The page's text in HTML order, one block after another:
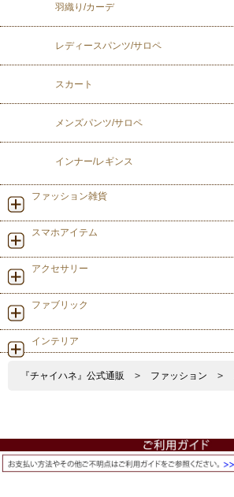
羽織り/カーデ
レディースパンツ/サロペ
スカート
メンズパンツ/サロペ
インナー/レギンス
ファッション雑貨
スマホアイテム
アクセサリー
ファブリック
インテリア
『チャイハネ』公式通販 > ファッション >